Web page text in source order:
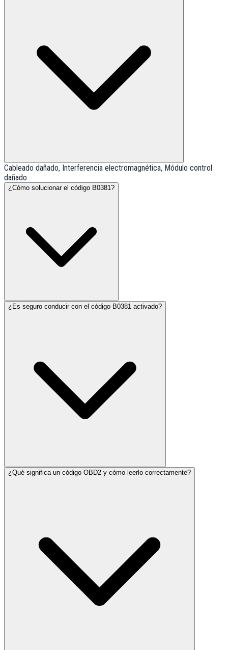
Cableado dañado, Interferencia electromagnética, Módulo control
dañado
¿Cómo solucionar el código B0381?
¿Es seguro conducir con el código B0381 activado?
¿Qué significa un código OBD2 y cómo leerlo correctamente?